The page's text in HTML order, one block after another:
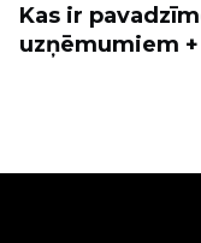
Kas ir
uzņēmumiem